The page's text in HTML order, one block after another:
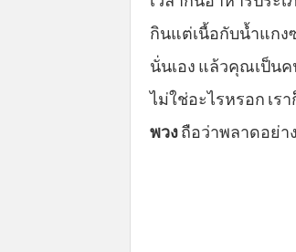
กินแต่เนื้อกับน้ำแก
นั่นเอง แล้วคุณเป็น
ไม่ใช่อะไรหรอก เร
พวงถือว่าพลาดอย่า